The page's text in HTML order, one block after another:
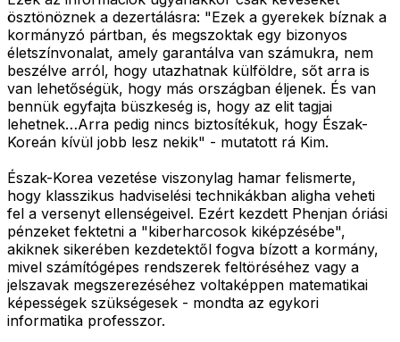
ösztönöznek a dezertálásra: "Ezek a gyerekek bíznak a
kormányzó pártban, és megszoktak egy bizonyos
életszínvonalat, amely garantálva van számukra, nem
beszélve arról, hogy utazhatnak külföldre, sőt arra is
van lehetőségük, hogy más országban éljenek. És van
bennük egyfajta büszkeség is, hogy az elit tagjai
lehetnek…Arra pedig nincs biztosítékuk, hogy Észak-
Koreán kívül jobb lesz nekik" - mutatott rá Kim.
Észak-Korea vezetése viszonylag hamar felismerte,
hogy klasszikus hadviselési technikákban aligha veheti
fel a versenyt ellenségeivel. Ezért kezdett Phenjan óriási
pénzeket fektetni a "kiberharcosok kiképzésébe",
akiknek sikerében kezdetektől fogva bízott a kormány,
mivel számítógépes rendszerek feltöréséhez vagy a
jelszavak megszerezéséhez voltaképpen matematikai
képességek szükségesek - mondta az egykori
informatika professzor.